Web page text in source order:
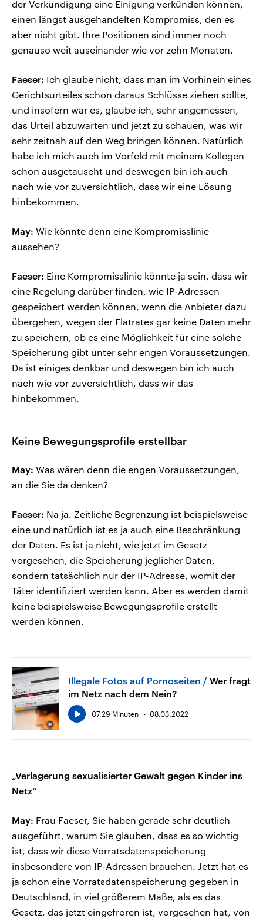
der Verkündigung eine Einigung verkünden können,
einen längst ausgehandelten Kompromiss, den es
aber nicht gibt. Ihre Positionen sind immer noch
genauso weit auseinander wie vor zehn Monaten.
Faeser: Ich glaube nicht, dass man im Vorhinein eines
Gerichtsurteiles schon daraus Schlüsse ziehen sollte,
und insofern war es, glaube ich, sehr angemessen,
das Urteil abzuwarten und jetzt zu schauen, was wir
sehr zeitnah auf den Weg bringen können. Natürlich
habe ich mich auch im Vorfeld mit meinem Kollegen
schon ausgetauscht und deswegen bin ich auch
nach wie vor zuversichtlich, dass wir eine Lösung
hinbekommen.
May: Wie könnte denn eine Kompromisslinie
aussehen?
Faeser: Eine Kompromisslinie könnte ja sein, dass wir
eine Regelung darüber finden, wie IP-Adressen
gespeichert werden können, wenn die Anbieter dazu
übergehen, wegen der Flatrates gar keine Daten mehr
zu speichern, ob es eine Möglichkeit für eine solche
Speicherung gibt unter sehr engen Voraussetzungen.
Da ist einiges denkbar und deswegen bin ich auch
nach wie vor zuversichtlich, dass wir das
hinbekommen.
Keine Bewegungsprofile erstellbar
May: Was wären denn die engen Voraussetzungen,
an die Sie da denken?
Faeser: Na ja. Zeitliche Begrenzung ist beispielsweise
eine und natürlich ist es ja auch eine Beschränkung
der Daten. Es ist ja nicht, wie jetzt im Gesetz
vorgesehen, die Speicherung jeglicher Daten,
sondern tatsächlich nur der IP-Adresse, womit der
Täter identifiziert werden kann. Aber es werden damit
keine beispielsweise Bewegungsprofile erstellt
werden können.
Illegale Fotos auf Pornoseiten
Wer fragt
im Netz nach dem Nein?
07:29 Minuten 08.03.2022
„Verlagerung sexualisierter Gewalt gegen Kinder ins
Netz“
May: Frau Faeser, Sie haben gerade sehr deutlich
ausgeführt, warum Sie glauben, dass es so wichtig
ist, dass wir diese Vorratsdatenspeicherung
insbesondere von IP-Adressen brauchen. Jetzt hat es
ja schon eine Vorratsdatenspeicherung gegeben in
Deutschland, in viel größerem Maße, als es das
Gesetz, das jetzt eingefroren ist, vorgesehen hat, von